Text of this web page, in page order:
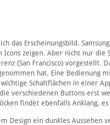
das Erscheinungsbild.
zeigen. Aber nicht nur die
(San Francisco) vorgestellt.
hat. Eine Bedienung
Schaltflächen in einer
verschiedenen Buttons erst
findet ebenfalls Anklang,
Design ein dunkles